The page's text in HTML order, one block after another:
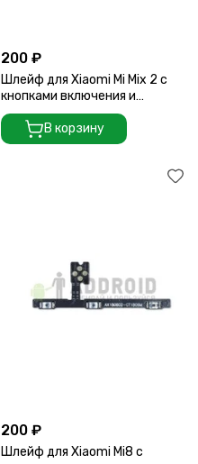
200 ₽
Шлейф для Xiaomi Mi Mix 2 с
кнопками включения и
регулировки громкости
В корзину
200 ₽
Шлейф для Xiaomi Mi8 с